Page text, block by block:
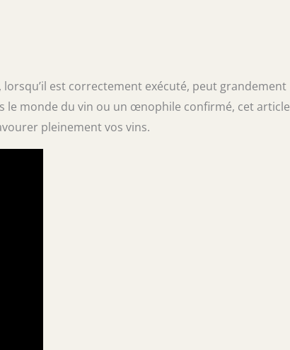
est correctement exécuté, peut grandement
le monde du vin ou un œnophile confirmé, cet article
pleinement vos vins.